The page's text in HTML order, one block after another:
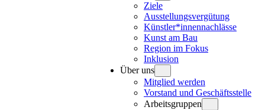
Ziele
Ausstellungsvergütung
Künstler*innennachlässe
Kunst am Bau
Region im Fokus
Inklusion
Über uns
Mitglied werden
Vorstand und Geschäftsstelle
Arbeitsgruppen